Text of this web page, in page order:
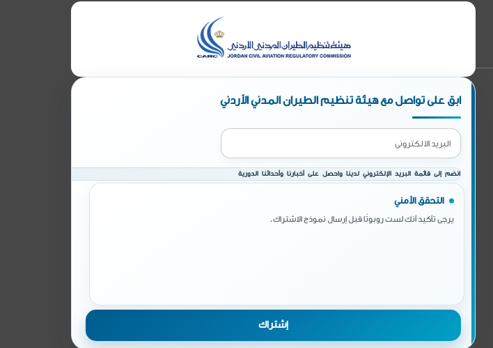
ابق على تواصل مع هيئة تنظيم الطيران المدني الأردني
انضم إلى قائمة البريد الإلكتروني لدينا واحصل على أخبارنا وأحداثنا الدورية
التحقق الأمني
يرجى تأكيد أنك لست روبوتًا قبل إرسال نموذج الاشتراك.